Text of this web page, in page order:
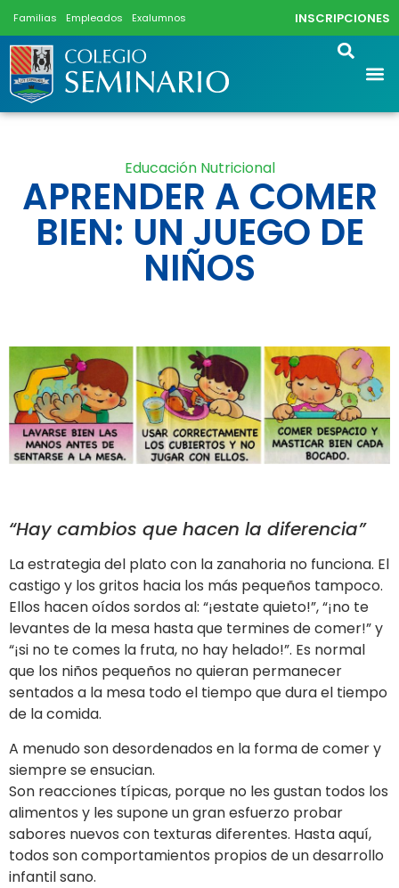
Familias Empleados Exalumnos INSCRIPCIONES
Educación Nutricional
APRENDER A COMER
BIEN: UN JUEGO DE
NIÑOS
“Hay cambios que hacen la diferencia”
La estrategia del plato con la zanahoria no funciona. El
castigo y los gritos hacia los más pequeños tampoco.
Ellos hacen oídos sordos al: “¡estate quieto!”, “¡no te
levantes de la mesa hasta que termines de comer!” y
“¡si no te comes la fruta, no hay helado!”. Es normal
que los niños pequeños no quieran permanecer
sentados a la mesa todo el tiempo que dura el tiempo
de la comida.
A menudo son desordenados en la forma de comer y
siempre se ensucian.
Son reacciones típicas, porque no les gustan todos los
alimentos y les supone un gran esfuerzo probar
sabores nuevos con texturas diferentes. Hasta aquí,
todos son comportamientos propios de un desarrollo
infantil sano.